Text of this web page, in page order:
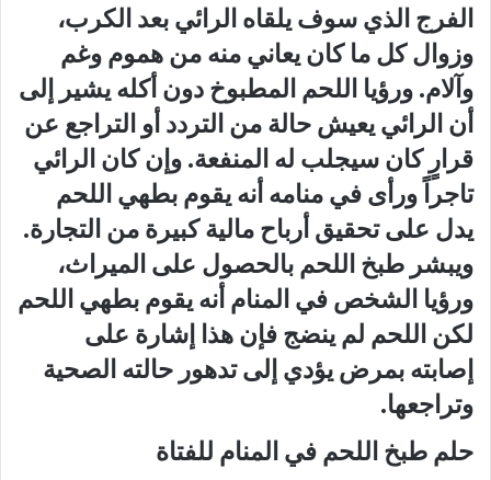
الفرج الذي سوف يلقاه الرائي بعد الكرب،
وزوال كل ما كان يعاني منه من هموم وغم
وآلام. ورؤيا اللحم المطبوخ دون أكله يشير إلى
أن الرائي يعيش حالة من التردد أو التراجع عن
قرارٍ كان سيجلب له المنفعة. وإن كان الرائي
تاجراً ورأى في منامه أنه يقوم بطهي اللحم
يدل على تحقيق أرباح مالية كبيرة من التجارة.
ويبشر طبخ اللحم بالحصول على الميراث،
ورؤيا الشخص في المنام أنه يقوم بطهي اللحم
لكن اللحم لم ينضج فإن هذا إشارة على
إصابته بمرض يؤدي إلى تدهور حالته الصحية
وتراجعها.
حلم طبخ اللحم في المنام للفتاة